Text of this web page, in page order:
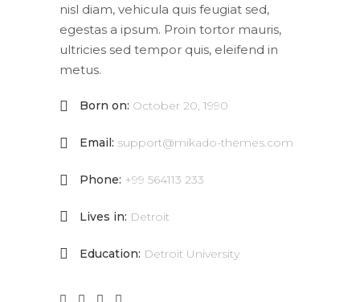
nisl diam, vehicula quis feugiat sed,
egestas a ipsum. Proin tortor mauris,
ultricies sed tempor quis, eleifend in
metus.
Born on: October 20, 1990
Email: support@mikado-themes.com
Phone: +99 564113 233
Lives in: Detroit
Education: Detroit University